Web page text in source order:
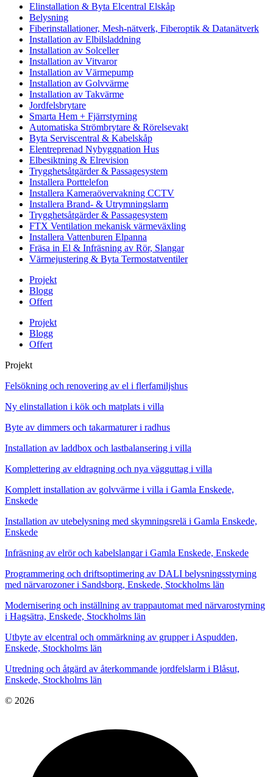
Elinstallation & Byta Elcentral Elskåp
Belysning
Fiberinstallationer, Mesh-nätverk, Fiberoptik & Datanätverk
Installation av Elbilsladdning
Installation av Solceller
Installation av Vitvaror
Installation av Värmepump
Installation av Golvvärme
Installation av Takvärme
Jordfelsbrytare
Smarta Hem + Fjärrstyrning
Automatiska Strömbrytare & Rörelsevakt
Byta Serviscentral & Kabelskåp
Elentreprenad Nybyggnation Hus
Elbesiktning & Elrevision
Trygghetsåtgärder & Passagesystem
Installera Porttelefon
Installera Kameraövervakning CCTV
Installera Brand- & Utrymningslarm
Trygghetsåtgärder & Passagesystem
FTX Ventilation mekanisk värmeväxling
Installera Vattenburen Elpanna
Fräsa in El & Infräsning av Rör, Slangar
Värmejustering & Byta Termostatventiler
Projekt
Blogg
Offert
Projekt
Blogg
Offert
Projekt
Felsökning och renovering av el i flerfamiljshus
Ny elinstallation i kök och matplats i villa
Byte av dimmers och takarmaturer i radhus
Installation av laddbox och lastbalansering i villa
Komplettering av eldragning och nya vägguttag i villa
Komplett installation av golvvärme i villa i Gamla Enskede,
Enskede
Installation av utebelysning med skymningsrelä i Gamla Enskede,
Enskede
Infräsning av elrör och kabelslangar i Gamla Enskede, Enskede
Programmering och driftsoptimering av DALI belysningsstyrning
med närvarozoner i Sandsborg, Enskede, Stockholms län
Modernisering och inställning av trappautomat med närvarostyrning
i Hagsätra, Enskede, Stockholms län
Utbyte av elcentral och ommärkning av grupper i Aspudden,
Enskede, Stockholms län
Utredning och åtgärd av återkommande jordfelslarm i Blåsut,
Enskede, Stockholms län
© 2026